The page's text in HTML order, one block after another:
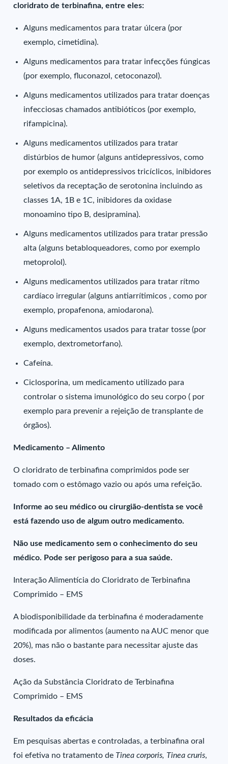
cloridrato de terbinafina, entre eles:
Alguns medicamentos para tratar úlcera (por
exemplo, cimetidina).
Alguns medicamentos para tratar infecções fúngicas
(por exemplo, fluconazol, cetoconazol).
Alguns medicamentos utilizados para tratar doenças
infecciosas chamados antibióticos (por exemplo,
rifampicina).
Alguns medicamentos utilizados para tratar
distúrbios de humor (alguns antidepressivos, como
por exemplo os antidepressivos tricíclicos, inibidores
seletivos da receptação de serotonina incluindo as
classes 1A, 1B e 1C, inibidores da oxidase
monoamino tipo B, desipramina).
Alguns medicamentos utilizados para tratar pressão
alta (alguns betabloqueadores, como por exemplo
metoprolol).
Alguns medicamentos utilizados para tratar rítmo
cardíaco irregular (alguns antiarrítimicos , como por
exemplo, propafenona, amiodarona).
Alguns medicamentos usados para tratar tosse (por
exemplo, dextrometorfano).
Cafeína.
Ciclosporina, um medicamento utilizado para
controlar o sistema imunológico do seu corpo ( por
exemplo para prevenir a rejeição de transplante de
órgãos).
Medicamento – Alimento
O cloridrato de terbinafina comprimidos pode ser
tomado com o estômago vazio ou após uma refeição.
Informe ao seu médico ou cirurgião-dentista se você
está fazendo uso de algum outro medicamento.
Não use medicamento sem o conhecimento do seu
médico. Pode ser perigoso para a sua saúde.
Interação Alimentícia do Cloridrato de Terbinafina
Comprimido – EMS
A biodisponibilidade da terbinafina é moderadamente
modificada por alimentos (aumento na AUC menor que
20%), mas não o bastante para necessitar ajuste das
doses.
Ação da Substância Cloridrato de Terbinafina
Comprimido – EMS
Resultados da eficácia
Em pesquisas abertas e controladas, a terbinafina oral
foi efetiva no tratamento de Tinea corporis, Tinea cruris,